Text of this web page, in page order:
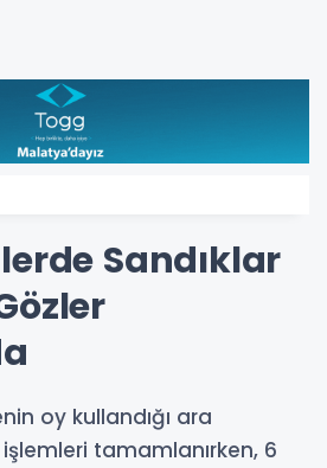
Sandıklar
oy kullandığı ara
tamamlanırken, 6